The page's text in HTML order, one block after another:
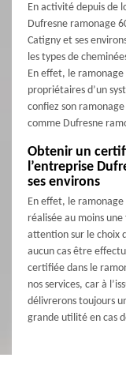
En activité depuis de
Dufresne ramonage
Catigny et ses
les types de
En effet, le
propriétaires d’un
confiez son
comme Dufresne
Obtenir un
l’entreprise
ses environs
En effet, le
réalisée au moins
attention sur le choix
aucun cas être
certifiée dans le
nos services, car à
délivrerons toujours
grande utilité en cas